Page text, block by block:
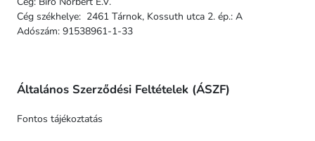
Cég székhelye: 2461 Tárnok, Kossuth utca 2. ép.: A
Adószám: 91538961-1-33
Általános Szerződési Feltételek (ÁSZF)
Fontos tájékoztatás